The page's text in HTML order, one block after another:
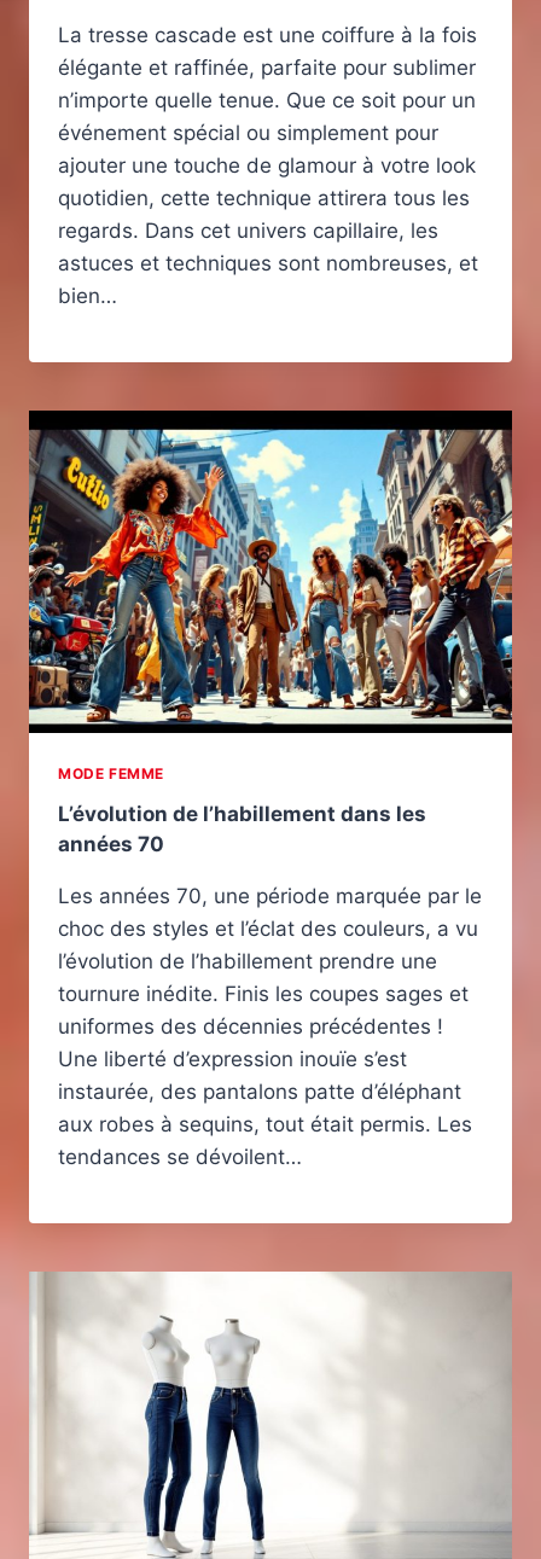
La tresse cascade est une coiffure à la fois
élégante et raffinée, parfaite pour sublimer
n’importe quelle tenue. Que ce soit pour un
événement spécial ou simplement pour
ajouter une touche de glamour à votre look
quotidien, cette technique attirera tous les
regards. Dans cet univers capillaire, les
astuces et techniques sont nombreuses, et
bien…
MODE FEMME
L’évolution de l’habillement dans les
années 70
Les années 70, une période marquée par le
choc des styles et l’éclat des couleurs, a vu
l’évolution de l’habillement prendre une
tournure inédite. Finis les coupes sages et
uniformes des décennies précédentes !
Une liberté d’expression inouïe s’est
instaurée, des pantalons patte d’éléphant
aux robes à sequins, tout était permis. Les
tendances se dévoilent…